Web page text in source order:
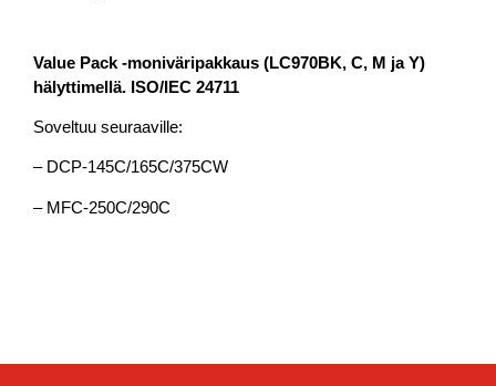
Value Pack -moniväripakkaus (LC970BK, C, M ja Y)
hälyttimellä. ISO/IEC 24711
Soveltuu seuraaville:
– DCP-145C/165C/375CW
– MFC-250C/290C